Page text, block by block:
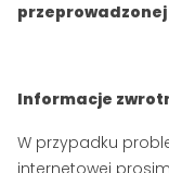
Informacje
W przypadku
internetowej